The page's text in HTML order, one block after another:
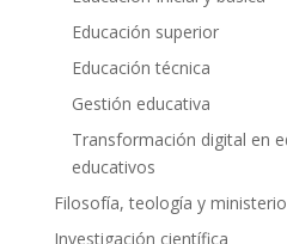
Educación superior
Educación técnica
Gestión educativa
Transformación digital en
educativos
Filosofía, teología y ministerio
Investigación científica